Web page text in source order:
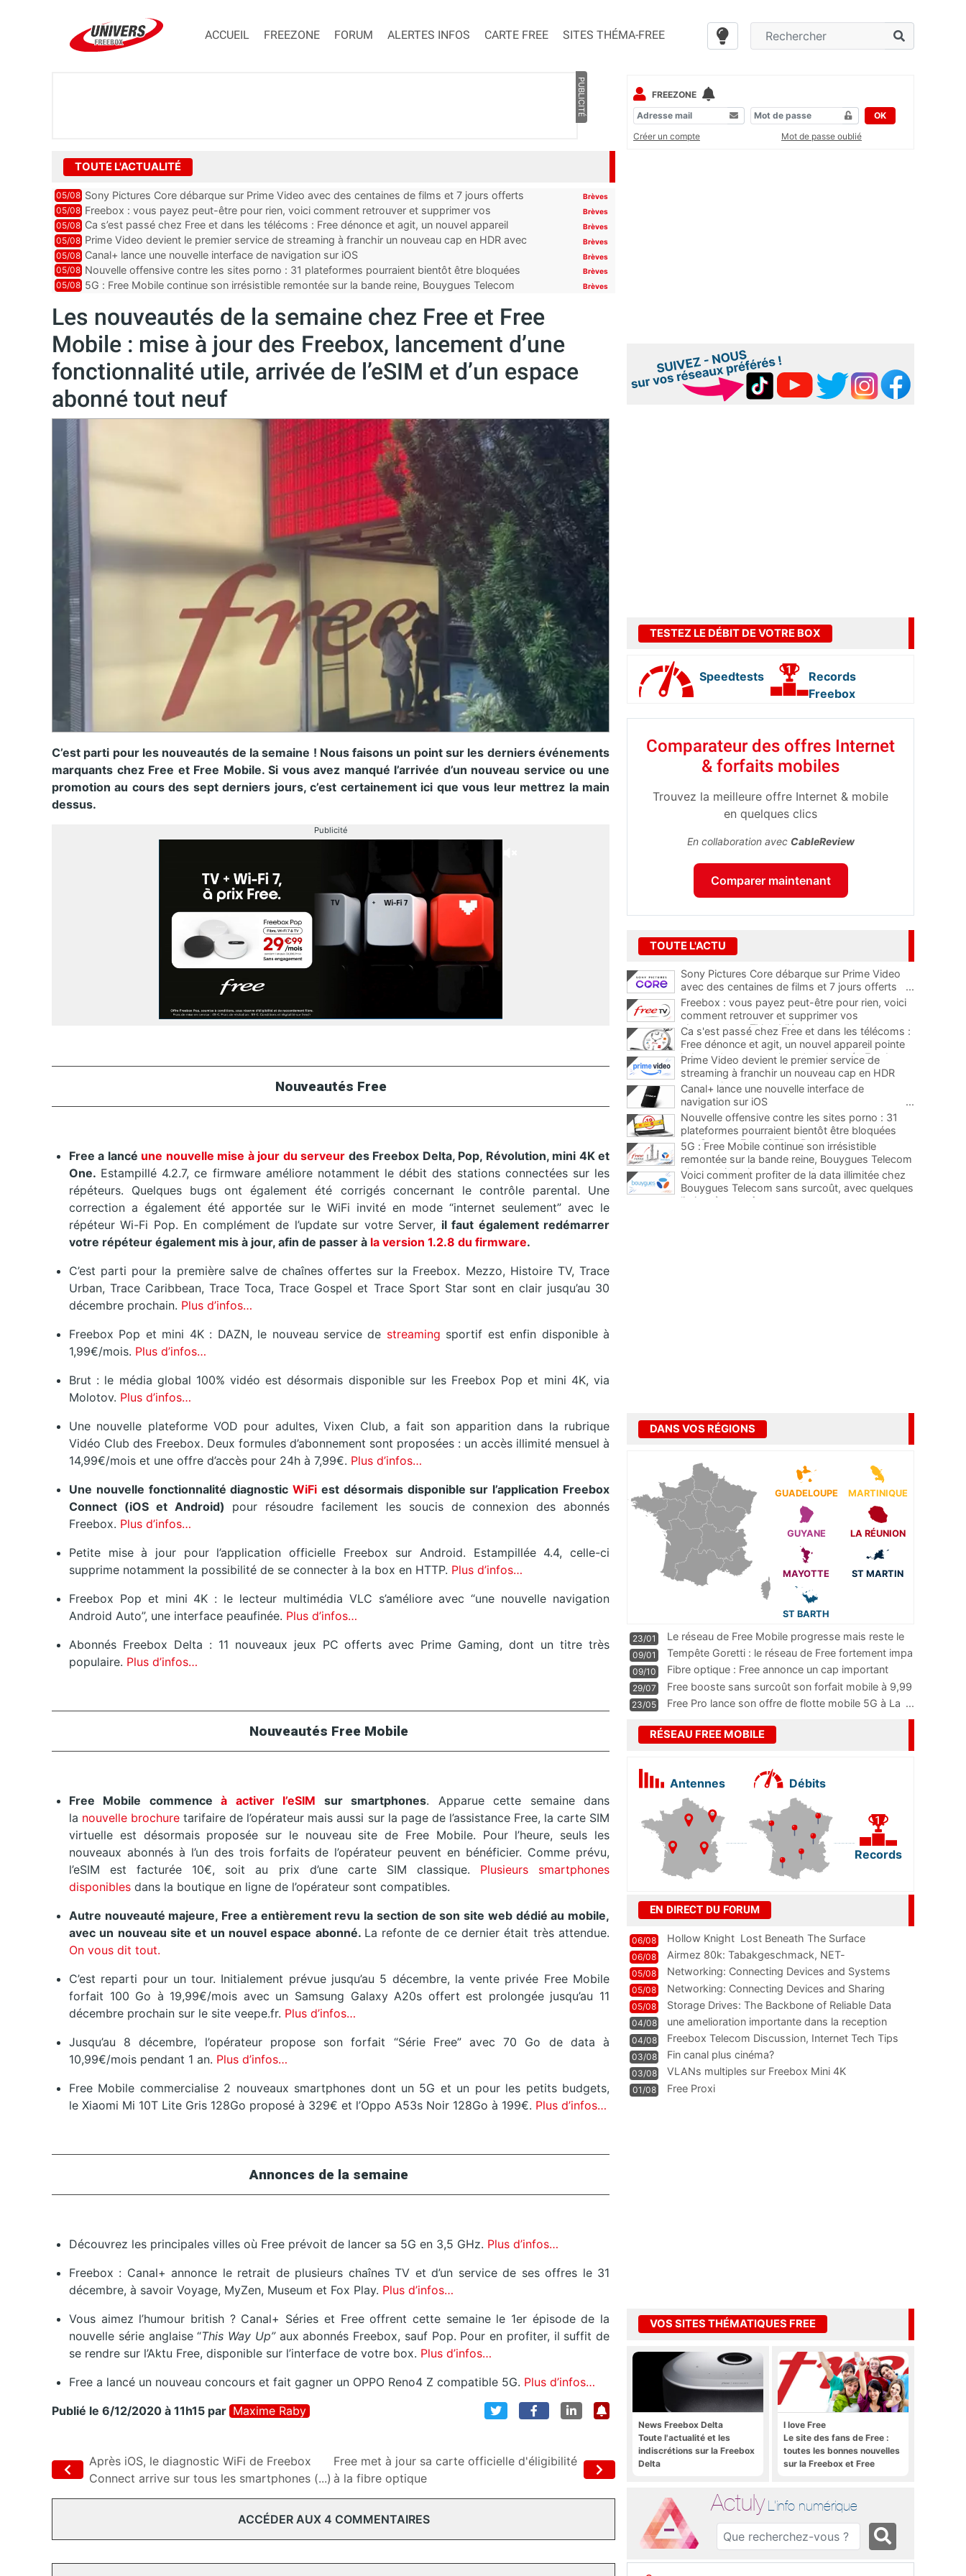
ACCUEIL FREEZONE FORUM ALERTES INFOS CARTE FREE SITES THÉMA-FREE
PUBLICITÉ
TOUTE L'ACTUALITÉ
05/08 Sony Pictures Core débarque sur Prime Video avec des centaines de films et 7 jours offerts Brèves
05/08 Freebox : vous payez peut-être pour rien, voici comment retrouver et supprimer vos
abonnements TV oubliés
Brèves
05/08 Ca s’est passé chez Free et dans les télécoms : Free dénonce et agit, un nouvel appareil
pointe le bout de...
Brèves
05/08 Prime Video devient le premier service de streaming à franchir un nouveau cap en HDR avec
ce lancement
Brèves
05/08 Canal+ lance une nouvelle interface de navigation sur iOS Brèves
05/08 Nouvelle offensive contre les sites porno : 31 plateformes pourraient bientôt être bloquées
par Orange, Free, SF...
Brèves
05/08 5G : Free Mobile continue son irrésistible remontée sur la bande reine, Bouygues Telecom
Brèves
Les nouveautés de la semaine chez Free et Free
Mobile : mise à jour des Freebox, lancement d’une
fonctionnalité utile, arrivée de l’eSIM et d’un espace
abonné tout neuf
C’est parti pour les nouveautés de la semaine ! Nous faisons un point sur les derniers événements
marquants chez Free et Free Mobile. Si vous avez manqué l’arrivée d’un nouveau service ou une
promotion au cours des sept derniers jours, c’est certainement ici que vous leur mettrez la main
dessus.
Publicité
Nouveautés Free
Free a lancé une nouvelle mise à jour du serveur des Freebox Delta, Pop, Révolution, mini 4K et
One. Estampillé 4.2.7, ce firmware améliore notamment le débit des stations connectées sur les
répéteurs. Quelques bugs ont également été corrigés concernant le contrôle parental. Une
correction a également été apportée sur le WiFi invité en mode “internet seulement” avec le
répéteur Wi-Fi Pop. En complément de l’update sur votre Server, il faut également redémarrer
votre répéteur également mis à jour, afin de passer à la version 1.2.8 du firmware.
C’est parti pour la première salve de chaînes offertes sur la Freebox. Mezzo, Histoire TV, Trace
Urban, Trace Caribbean, Trace Toca, Trace Gospel et Trace Sport Star sont en clair jusqu’au 30
décembre prochain. Plus d’infos…
Freebox Pop et mini 4K : DAZN, le nouveau service de streaming sportif est enfin disponible à
1,99€/mois. Plus d’infos…
Brut : le média global 100% vidéo est désormais disponible sur les Freebox Pop et mini 4K, via
Molotov. Plus d’infos…
Une nouvelle plateforme VOD pour adultes, Vixen Club, a fait son apparition dans la rubrique
Vidéo Club des Freebox. Deux formules d’abonnement sont proposées : un accès illimité mensuel à
14,99€/mois et une offre d’accès pour 24h à 7,99€. Plus d’infos…
Une nouvelle fonctionnalité diagnostic WiFiest désormais disponible sur l’application Freebox
Connect (iOS et Android) pour résoudre facilement les soucis de connexion des abonnés
Freebox. Plus d’infos…
Petite mise à jour pour l’application officielle Freebox sur Android. Estampillée 4.4, celle-ci
supprime notamment la possibilité de se connecter à la box en HTTP. Plus d’infos…
Freebox Pop et mini 4K : le lecteur multimédia VLC s’améliore avec “une nouvelle navigation
Android Auto”, une interface peaufinée. Plus d’infos…
Abonnés Freebox Delta : 11 nouveaux jeux PC offerts avec Prime Gaming, dont un titre très
populaire. Plus d’infos…
Nouveautés Free Mobile
Free Mobile commenceà activer l’eSIM sur smartphones. Apparue cette semaine dans
la nouvelle brochuretarifaire de l’opérateur mais aussi sur la page de l’assistance Free, la carte SIM
virtuelle est désormais proposée sur le nouveau site de Free Mobile. Pour l’heure, seuls les
nouveaux abonnés à l’un des trois forfaits de l’opérateur peuvent en bénéficier. Comme prévu,
l’eSIM est facturée 10€, soit au prix d’une carte SIM classique. Plusieurs smartphones
disponibles dans la boutique en ligne de l’opérateur sont compatibles.
Autre nouveauté majeure, Free a entièrement revu la section de son site web dédié au mobile,
avec un nouveau site et un nouvel espace abonné. La refonte de ce dernier était très attendue.
On vous dit tout.
C’est reparti pour un tour. Initialement prévue jusqu’au 5 décembre, la vente privée Free Mobile
forfait 100 Go à 19,99€/mois avec un Samsung Galaxy A20s offert est prolongée jusqu’au 11
décembre prochain sur le site veepe.fr. Plus d’infos…
Jusqu’au 8 décembre, l’opérateur propose son forfait “Série Free” avec 70 Go de data à
10,99€/mois pendant 1 an. Plus d’infos…
Free Mobile commercialise 2 nouveaux smartphones dont un 5G et un pour les petits budgets,
le Xiaomi Mi 10T Lite Gris 128Go proposé à 329€ et l’Oppo A53s Noir 128Go à 199€. Plus d’infos…
Annonces de la semaine
Découvrez les principales villes où Free prévoit de lancer sa 5G en 3,5 GHz. Plus d’infos…
Freebox : Canal+ annonce le retrait de plusieurs chaînes TV et d’un service de ses offres le 31
décembre, à savoir Voyage, MyZen, Museum et Fox Play. Plus d’infos…
Vous aimez l’humour british ? Canal+ Séries et Free offrent cette semaine le 1er épisode de la
nouvelle série anglaise “This Way Up”aux abonnés Freebox, sauf Pop. Pour en profiter, il suffit de
se rendre sur l’Aktu Free, disponible sur l’interface de votre box. Plus d’infos…
Free a lancé un nouveau concours et fait gagner un OPPO Reno4 Z compatible 5G. Plus d’infos…
Publié le 6/12/2020 à 11h15 par Maxime Raby
Après iOS, le diagnostic WiFi de Freebox
Connect arrive sur tous les smartphones (...)
Free met à jour sa carte officielle d'éligibilité
à la fibre optique
ACCÉDER AUX 4 COMMENTAIRES
FREEZONE
OK
Créer un compte
Mot de passe oublié
TESTEZ LE DÉBIT DE VOTRE BOX
Speedtests
Records
Freebox
Comparateur des offres Internet
& forfaits mobiles
Trouvez la meilleure offre Internet & mobile
en quelques clics
En collaboration avec CableReview
Comparer maintenant
TOUTE L'ACTU
Sony Pictures Core débarque sur Prime Video
avec des centaines de films et 7 jours offerts
...
Freebox : vous payez peut-être pour rien, voici
comment retrouver et supprimer vos
abonnements TV oubliés
...
Ca s'est passé chez Free et dans les télécoms :
Free dénonce et agit, un nouvel appareil pointe
le bout de son nez chez des abonnés Freebox...
Prime Video devient le premier service de
streaming à franchir un nouveau cap en HDR
avec ce lancement
Canal+ lance une nouvelle interface de
navigation sur iOS
...
Nouvelle offensive contre les sites porno : 31
plateformes pourraient bientôt être bloquées
par Orange, Free, SFR et Bouygues
5G : Free Mobile continue son irrésistible
remontée sur la bande reine, Bouygues Telecom
plus que jamais sous pression
Voici comment profiter de la data illimitée chez
Bouygues Telecom sans surcoût, avec quelques
limites à connaître
DANS VOS RÉGIONS
GUADELOUPE MARTINIQUE
GUYANE LA RÉUNION
MAYOTTE ST MARTIN
ST BARTH
23/01
Le réseau de Free Mobile progresse mais reste le
m
...
09/01
Tempête Goretti : le réseau de Free fortement impa
09/10
Fibre optique : Free annonce un cap important
pass
...
29/07
Free booste sans surcoût son forfait mobile à 9,99
23/05 Free Pro lance son offre de flotte mobile 5G à La ...
RÉSEAU FREE MOBILE
Antennes Débits
Records
EN DIRECT DU FORUM
06/08 Hollow Knight  Lost Beneath The Surface
06/08
Airmez 80k: Tabakgeschmack, NET-
Technologie und Leistung im
05/08 Networking: Connecting Devices and Systems
05/08
Networking: Connecting Devices and Sharing
Information
05/08
Storage Drives: The Backbone of Reliable Data
Management
04/08
une amelioration importante dans la reception
WIFI
04/08
Freebox Telecom Discussion, Internet Tech Tips
Communi
03/08 Fin canal plus cinéma?
03/08 VLANs multiples sur Freebox Mini 4K
01/08 Free Proxi
VOS SITES THÉMATIQUES FREE
News Freebox Delta
Toute l'actualité et les
indiscrétions sur la Freebox
Delta
I love Free
Le site des fans de Free :
toutes les bonnes nouvelles
sur la Freebox et Free
Actuly L'info numérique